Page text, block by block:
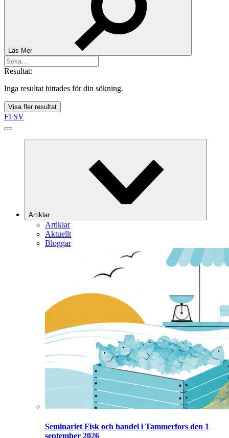
Läs Mer
Resultat:
Inga resultat hittades för din sökning.
Visa fler resultat
FI SV
Artiklar
Artiklar
Aktuellt
Bloggar
Seminariet Fisk och handel i Tammerfors den 1
september 2026